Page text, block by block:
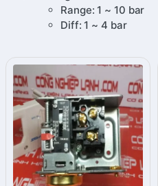
Range: 1 ~ 10 bar
Diff: 1 ~ 4 bar